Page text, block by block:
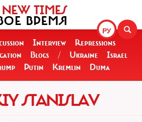
РУ
TIMES
ВРЕМЯ
Interview
Repressions
Blogs / Ukraine
Israel
Putin Kremlin Duma
STANISLAV